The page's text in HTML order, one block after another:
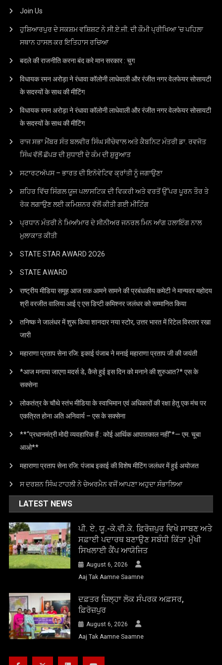
Join Us
ਹੁਸ਼ਿਆਰਪੁਰ ਦੇ ਸਕਸ਼ਮ ਵਸ਼ਿਸ਼ਟ ਨੇ ਸੀ.ਏ.ਜੀ. ਦੀ ਕੌਮੀ ਪ੍ਰੀਖਿਆ ‘ਚ ਪਹਿਲਾ
ਸਥਾਨ ਹਾਸਲ ਕਰ ਇਤਿਹਾਸ ਰਚਿਆ
बदले की राजनीति करना बंद करे मान सरकार : चुग
विधायक रमन अरोड़ा ने रंधावा कॉलोनी लाधेवाली और रंजीत नगर वेलफेयर सोसायटी
के सदस्यों के साथ की मीटिंग
विधायक रमन अरोड़ा ने रंधावा कॉलोनी लाधेवाली और रंजीत नगर वेलफेयर सोसायटी
के सदस्यों के साथ की मीटिंग
ਰਾਜ ਸਭਾ ਮੈਂਬਰ ਸੰਤ ਬਲਵੀਰ ਸਿੰਘ ਸੀਚੇਵਾਲ ਅਤੇ ਕੈਬਨਿਟ ਮੰਤਰੀ ਡਾ. ਰਵਜੋਤ
ਸਿੰਘ ਵੱਲੋਂ ਛੱਪੜ ਦੀ ਸੁਧਾਈ ਦੇ ਕੰਮ ਦੀ ਸ਼ੁਰੂਆਤ
ਸਟਾਰਟਅੱਪਸ – ਭਾਰਤ ਦੀ ਇਨੋਵੇਟਿਵ ਕ੍ਰਾਂਤੀ ਨੂੰ ਜਗਾਉਣਾ
ਸ਼ਹਿਰ ਵਿੱਚ ਸਿੰਗਲ ਯੂਜ ਪਲਾਸਟਿਕ ਦੀ ਵਿਕਰੀ ਅਤੇ ਵਰਤੋਂ ਉੱਪਰ ਪੂਰਨ ਤੌਰ ਤੇ
ਰੋਕ ਲਗਾਉਣ ਲਈ ਕਮਿਸ਼ਨਰ ਵੱਲੋਂ ਕੀਤੀ ਗਈ ਮੀਟਿੰਗ
ਪ੍ਰਧਾਨ ਮੰਤਰੀ ਨੇ ਮਿਆਂਮਾਰ ਦੇ ਸੀਨੀਅਰ ਜਨਰਲ ਮਿਨ ਆਂਗ ਹਲਾਇੰਗ ਨਾਲ
ਮੁਲਾਕਾਤ ਕੀਤੀ
STATE STAR AWARD 2O26
STATE AWARD
राष्ट्रीय मीडिया समूह आज तक आमने सामने की प्रबंधकीय कमेटी ने मान्यवर महोदय
श्री वरजीत वालिया आई ए एस डिप्टी कमिश्नर जलंधर को सम्मानित किया
तनिष्क ने जालंधर में शुरू किया शानदार नया स्टोर, उत्तर भारत में रिटेल विस्तार रखा
जारी
महाराणा प्रताप सेना रजि: इकाई पंजाब ने मनाई महाराणा प्रताप जी की जयंती
*आज मनाया जाएगा मदर्स डे, कैसे हुई इस दिन को मनाने की शुरुआत?* एस के
सक्सेना
लोकतंत्र के चौथे स्तंभ मीडिया के स्वाभिमान एवं अधिकारों की रक्षा हेतु एक मंच पर
एकत्रित होना अति अनिवार्य – एस के सक्सेना
**“प्रधानमंत्री मोदी व्यवहारिक हैं : कोई आर्थिक आपातकाल नहीं”*— एम. चूबा
आओ**
महाराणा प्रताप सेना रजि: पंजाब इकाई की विशेष मीटिंग जलंधर में हुई अयोजत
ਸ ਦਰਸ਼ਨ ਸਿੰਘ ਟਾਹਲੀ ਨੇ ਚੇਅਰਮੈਨ ਵਜੋਂ ਆਪਣਾ ਅਹੁਦਾ ਸੰਭਾਲਿਆ
LATEST NEWS
ਪੀ. ਏ. ਯੂ.-ਕੇ.ਵੀ.ਕੇ. ਫ਼ਿਰੋਜ਼ਪੁਰ ਵਿਖੇ ਸਾਬਣ ਅਤੇ
ਸਫ਼ਾਈ ਪਦਾਰਥ ਬਣਾਉਣ ਸਬੰਧੀ ਕਿੱਤਾ ਮੁੱਖੀ
ਸਿਖਲਾਈ ਕੈਂਪ ਆਯੋਜਿਤ
August 6, 2026
Aaj Tak Aamne Saamne
ਦਫ਼ਤਰ ਜ਼ਿਲ੍ਹਾ ਲੋਕ ਸੰਪਰਕ ਅਫ਼ਸਰ,
ਫ਼ਿਰੋਜ਼ਪੁਰ
August 6, 2026
Aaj Tak Aamne Saamne